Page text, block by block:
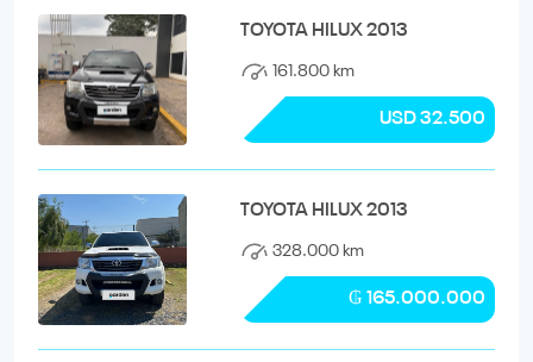
TOYOTA HILUX 2013
161.800 km
USD 32.500
TOYOTA HILUX 2013
328.000 km
₲ 165.000.000